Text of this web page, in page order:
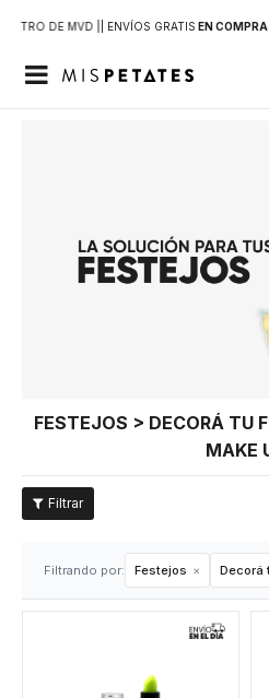
DE MVD | | ENVÍOS GRATIS EN

FESTEJOS > DECORÁ TU
MAKE
Filtrando por: Festejos Decorá